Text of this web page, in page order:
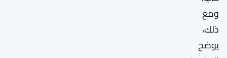
ومع
ذلك،
يوضح